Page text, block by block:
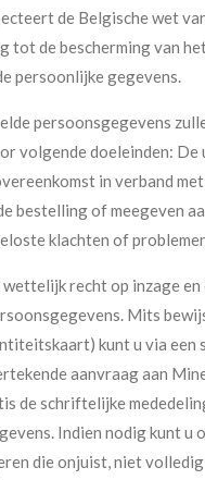
de Belgische wet
tot de bescherming van
persoonlijke gegevens.
persoonsgegevens
volgende doeleinden:
in verband
bestelling of meegeven
klachten of
wettelijk recht op inzage
Mits
kunt u via een
aanvraag aan
de schriftelijke
Indien nodig kunt u
die onjuist, niet